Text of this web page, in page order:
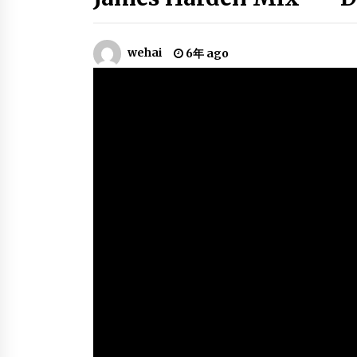
6年 ago
NBA’s Best Dunk Every Team |
2018-19 NBA Season
wehai 6年 ago